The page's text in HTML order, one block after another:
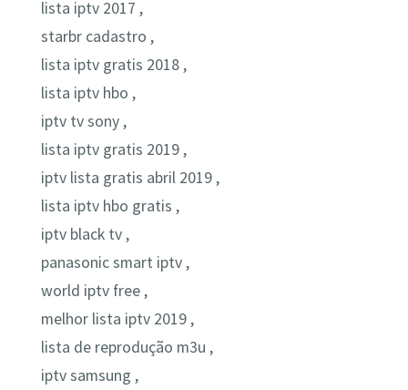
lista iptv 2017 ,
starbr cadastro ,
lista iptv gratis 2018 ,
lista iptv hbo ,
iptv tv sony ,
lista iptv gratis 2019 ,
iptv lista gratis abril 2019 ,
lista iptv hbo gratis ,
iptv black tv ,
panasonic smart iptv ,
world iptv free ,
melhor lista iptv 2019 ,
lista de reprodução m3u ,
iptv samsung ,